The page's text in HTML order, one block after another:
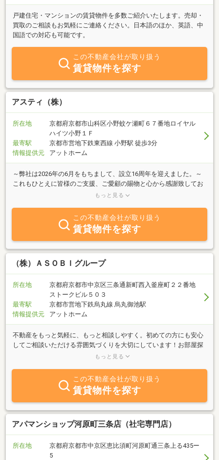
戸建住宅・マンションの賃貸物件を多数ご紹介いたします。売却・
買取のご相談もお気軽にご連絡ください。日本語のほか、英語、中
国語での対応も可能です。
この不動産会社が取り扱う
賃貸物件を探す
アスティ（株）
所在地
京都府京都市山科区小野蚊ケ瀬町６７番地ロイヤル
ハイツ小野１Ｆ
最寄駅
京都市営地下鉄東西線 小野駅 徒歩3分
情報提供元
アットホーム
～弊社は2026年の6月をもちまして、設立16周年を迎えました。～
これもひとえに皆様のご支援、ご愛顧の賜物と心から感謝致してお
ります。今後とも、なにとぞご支援ご愛顧を賜りますようお願い申
り」することのない、お客様に安心・納得して頂けるよう誠意を持
ってマイホーム探しのお手伝いをさせて頂きます！小さな事でもお
気軽にご相談ください。
もっと見る
この不動産会社が取り扱う
賃貸物件を探す
（株）ＡＳＯＢＩグループ
所在地
京都府京都市中京区三条通新町西入釜座町２２番地
ストークビル５０３
最寄駅
京都市営地下鉄烏丸線 烏丸御池駅
情報提供元
アットホーム
不動産をもっと気軽に、もっと相談しやすく。初めての方にも安心
してご相談いただける雰囲気づくりを大切にしています！お部屋探
しから事業用物件、リフォームのことまでお気軽にご相談下さい＾
もっと見る
この不動産会社が取り扱う
賃貸物件を探す
アパマンショップ河原町三条店（社宅専門店）
所在地
京都府京都市中京区恵比須町河原町通三条上る435ー
5